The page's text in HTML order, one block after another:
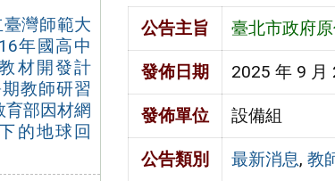
灣師範大
年國高中
材開發計
教師研習
部因材網
的地球回
公告主旨 臺北市政府
發佈日期 2025 年 9 月
發佈單位 設備組
公告類別 最新消息, 教